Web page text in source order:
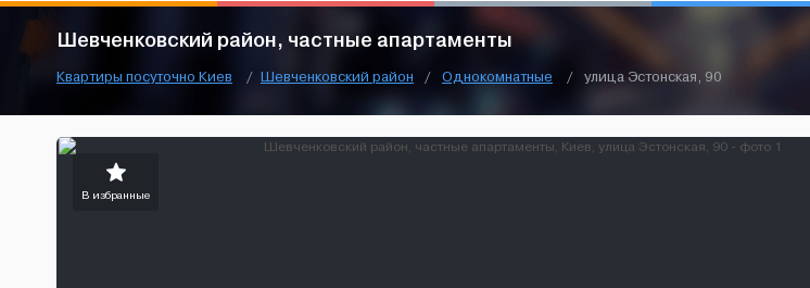
Шевченковский район, частные апартаменты
Квартиры посуточно Киев / Шевченковский район / Однокомнатные / улица Эстонская, 90
В избранные